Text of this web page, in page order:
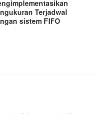
Terjadwal
sistem FIFO